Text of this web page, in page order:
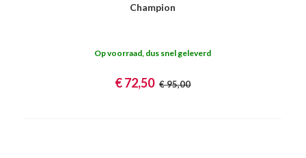
Champion
Op voorraad, dus snel geleverd
€ 72,50 € 95,00